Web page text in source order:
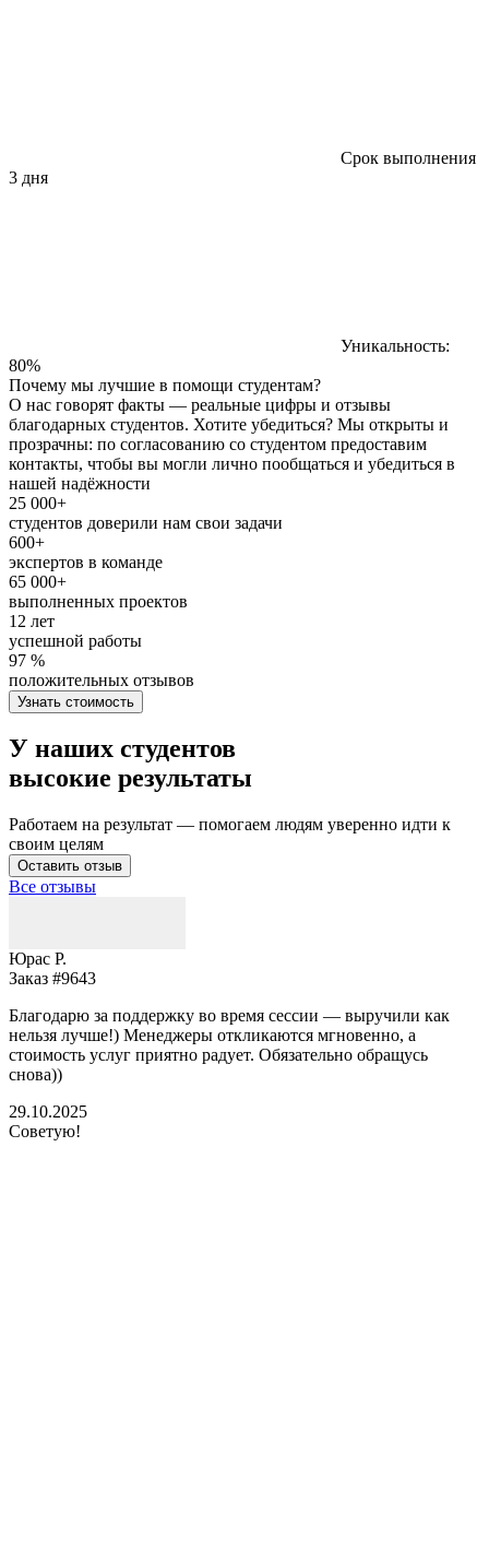
Срок выполнения
3 дня
Уникальность:
80%
Почему мы лучшие в помощи студентам?
О нас говорят факты — реальные цифры и отзывы
благодарных студентов. Хотите убедиться? Мы открыты и
прозрачны: по согласованию со студентом предоставим
контакты, чтобы вы могли лично пообщаться и убедиться в
нашей надёжности
25 000+
студентов доверили нам свои задачи
600+
экспертов в команде
65 000+
выполненных проектов
12 лет
успешной работы
97 %
положительных отзывов
Узнать стоимость
У наших студентов
высокие результаты
Работаем на результат — помогаем людям уверенно идти к
своим целям
Оставить отзыв
Все отзывы
Юрас Р.
Заказ #9643
Благодарю за поддержку во время сессии — выручили как
нельзя лучше!) Менеджеры откликаются мгновенно, а
стоимость услуг приятно радует. Обязательно обращусь
снова))
29.10.2025
Советую!